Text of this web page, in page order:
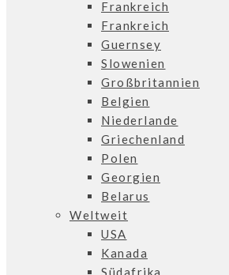
Frankreich
Frankreich
Guernsey
Slowenien
Großbritannien
Belgien
Niederlande
Griechenland
Polen
Georgien
Belarus
Weltweit
USA
Kanada
Südafrika